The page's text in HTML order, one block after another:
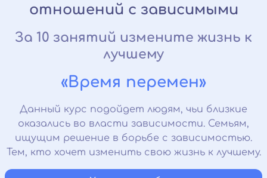
отношений с зависимыми
За 10 занятий измените жизнь к
лучшему
«Время перемен»
Данный курс подойдет людям, чьи близкие
оказались во власти зависимости. Семьям,
ищущим решение в борьбе с зависимостью.
Тем, кто хочет изменить свою жизнь к лучшему.